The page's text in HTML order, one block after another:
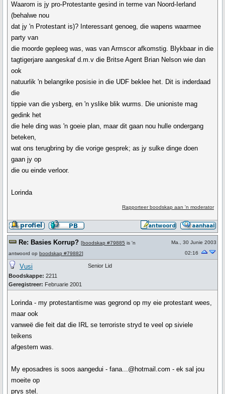
Waarom is jy pro-Protestante gesind in terme van Noord-Ierland
(behalwe nou
dat jy 'n Protestant is)? Interessant genoeg, die wapens waarmee
party van
die moorde gepleeg was, was van Armscor afkomstig. Blykbaar in die
tagtigerjare aangeskaf d.m.v die Britse Agent Brian Nelson wie dan
ook
natuurlik 'n belangrike posisie in die UDF beklee het. Dit is inderdaad
die
tippie van die ysberg, en 'n yslike blik wurms. Die unioniste mag
gedink het
die hele ding was 'n goeie plan, maar dit gaan nou hulle ondergang
beteken,
wat ons terugbring by die vorige gesprek; as jy sulke dinge doen
gaan jy op
die ou einde verloor.
Lorinda
Rapporteer boodskap aan 'n moderator
Re: Basies Korrup? [boodskap #79885 is 'n
antwoord op boodskap #79882]
Ma., 30 Junie 2003
02:16
Vusi
Boodskappe: 2211
Geregistreer: Februarie 2001
Senior Lid
Lorinda - my protestantisme was gegrond op my eie protestant wees,
maar ook
vanweë die feit dat die IRL se terroriste stryd te veel op siviele
teikens
afgestem was.
My eposadres is soos aangedui - fana...@hotmail.com - ek sal jou
moeite op
prys stel.